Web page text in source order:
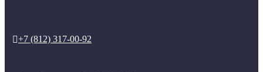
+7 (812) 317-00-92